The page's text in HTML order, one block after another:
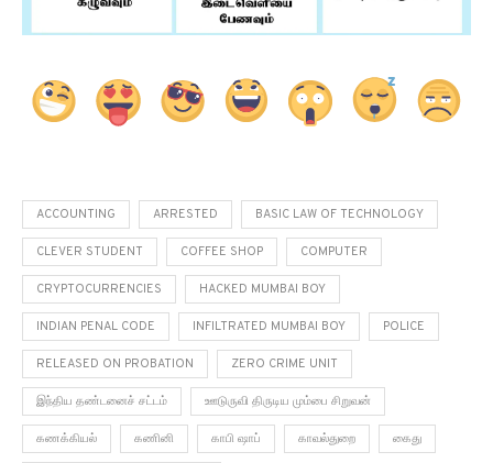
ACCOUNTING ARRESTED BASIC LAW OF TECHNOLOGY
CLEVER STUDENT COFFEE SHOP COMPUTER
CRYPTOCURRENCIES HACKED MUMBAI BOY
INDIAN PENAL CODE INFILTRATED MUMBAI BOY POLICE
RELEASED ON PROBATION ZERO CRIME UNIT
இந்திய தண்டனைச் சட்டம் ஊடுருவி திருடிய மும்பை சிறுவன்
கணக்கியல் கணினி காபி ஷாப் காவல்துறை கைது